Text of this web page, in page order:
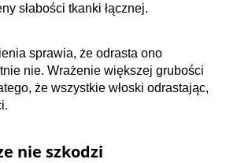
słabości tkanki łącznej.
sprawia, że odrasta ono
nie. Wrażenie większej grubości
że wszystkie włoski odrastając,
nie szkodzi